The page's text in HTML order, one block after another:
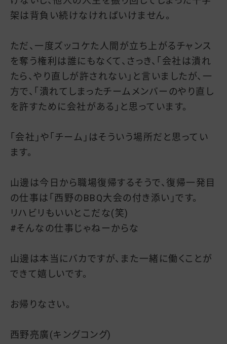
架は背負い続けなければいけません。
ただ、一度ズッコケた人間が立ち上がるチャンス
を奪う権利は誰にもなくて、さっき、「会社は潰れ
たら、やり直しが許されない」と言いましたが、一
方で、「潰れてしまったチームメンバーのやり直し
を許すために会社がある」と思っています。
「会社」や「チーム」はそういう場所だと思ってい
ます。
山邊は今日から職場復帰するそうで、復帰一発目
の仕事は「西野のBBQ大会の付き添い」です。
リハビリもいいとこだな(笑)
#そんなの仕事じゃねーからな
山邊は本当にバカですが、また一緒に働くことが
できて嬉しいです。
お帰りなさい。
西野亮廣(キングコング)